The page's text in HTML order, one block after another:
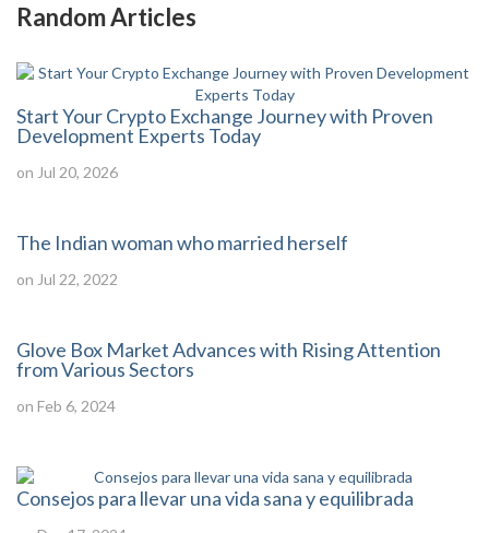
Random Articles
Start Your Crypto Exchange Journey with Proven
Development Experts Today
on Jul 20, 2026
The Indian woman who married herself
on Jul 22, 2022
Glove Box Market Advances with Rising Attention
from Various Sectors
on Feb 6, 2024
Consejos para llevar una vida sana y equilibrada